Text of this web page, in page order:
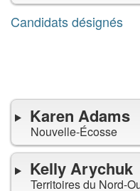
Candidats désignés
Karen Adams
Nouvelle-Écosse
Kelly Arychuk
Territoires du Nord-